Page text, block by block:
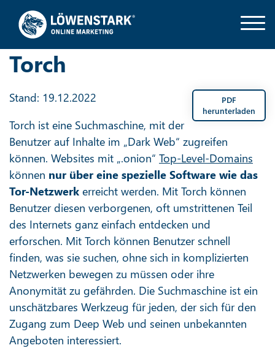
Torch
PDF
herunterladen
Stand: 19.12.2022
Torch ist eine Suchmaschine, mit der
Benutzer auf Inhalte im „Dark Web“ zugreifen
können. Websites mit „.onion“ Top-Level-Domains
können nur über eine spezielle Software wie das
Tor-Netzwerk erreicht werden. Mit Torch können
Benutzer diesen verborgenen, oft umstrittenen Teil
des Internets ganz einfach entdecken und
erforschen. Mit Torch können Benutzer schnell
finden, was sie suchen, ohne sich in komplizierten
Netzwerken bewegen zu müssen oder ihre
Anonymität zu gefährden. Die Suchmaschine ist ein
unschätzbares Werkzeug für jeden, der sich für den
Zugang zum Deep Web und seinen unbekannten
Angeboten interessiert.